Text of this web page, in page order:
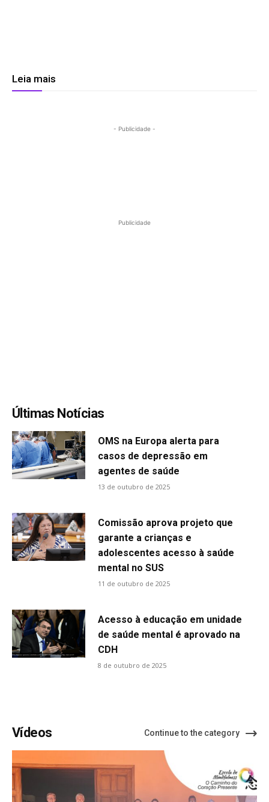
Leia mais
- Publicidade -
Publicidade
Últimas Notícias
OMS na Europa alerta para
casos de depressão em
agentes de saúde
13 de outubro de 2025
Comissão aprova projeto que
garante a crianças e
adolescentes acesso à saúde
mental no SUS
11 de outubro de 2025
Acesso à educação em unidade
de saúde mental é aprovado na
CDH
8 de outubro de 2025
Vídeos Continue to the category